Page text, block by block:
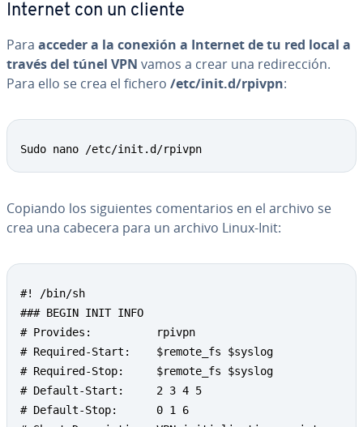
Internet con un cliente
Para acceder a la conexión a Internet de tu red local a
través del túnel VPN vamos a crear una re­di­re­c­ción.
Para ello se crea el fichero /etc/init.d/rpivpn:
Sudo nano /etc/init.d/rpivpn
Copiando los si­guie­n­tes co­me­n­ta­rios en el archivo se
crea una cabecera para un archivo Linux-Init:
#! /bin/sh
### BEGIN INIT INFO
# Provides:          rpivpn
# Required-Start:    $remote_fs $syslog
# Required-Stop:     $remote_fs $syslog
# Default-Start:     2 3 4 5
# Default-Stop:      0 1 6